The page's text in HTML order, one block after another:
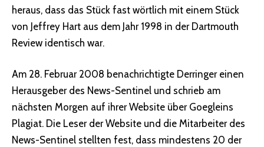
heraus, dass das Stück fast wörtlich mit einem Stück
von Jeffrey Hart aus dem Jahr 1998 in der Dartmouth
Review identisch war.
Am 28. Februar 2008 benachrichtigte Derringer einen
Herausgeber des News-Sentinel und schrieb am
nächsten Morgen auf ihrer Website über Goegleins
Plagiat. Die Leser der Website und die Mitarbeiter des
News-Sentinel stellten fest, dass mindestens 20 der